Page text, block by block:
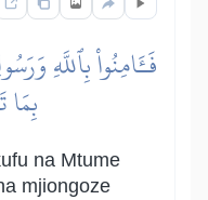
فَـَٔامِنُواْ بِٱللَّهِ
na Mtume
mjiongoze